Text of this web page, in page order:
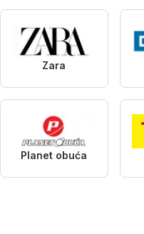
Zara
Planet obuća